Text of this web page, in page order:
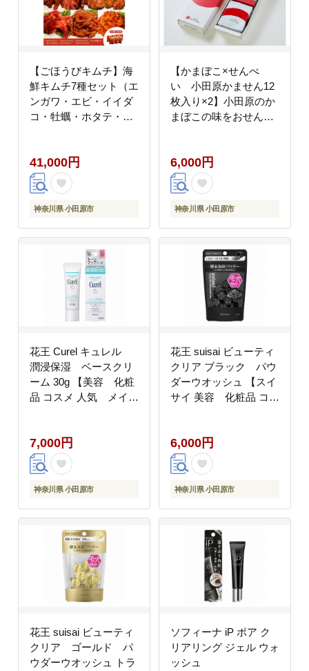
【ごほうびキムチ】海
鮮キムチ7種セット（エ
ンガワ・エビ・イイダ
コ・牡蠣・ホタテ・イ
田原市 】
41,000円
神奈川県 小田原市
【かまぼこ×せんべ
い 小田原かません12
枚入り×2】小田原のか
まぼこの味をおせんべ
和菓子 神奈川県 小田原
市 】
6,000円
神奈川県 小田原市
花王 Curel キュレル
潤浸保湿 ベースクリ
ーム 30g 【美容 化粧
品 コスメ 人気 メイ
トーンアップ 乾燥 敏
感肌 乾燥肌 紫外線 セ
ラミドケア 保湿 潤
い うるおい しっと
ル 無香料 無着色 ノン
アルコール シュガース
クワラン 肌荒れ
SPF30 医薬部外品 神
奈川県 小田原市 】
7,000円
神奈川県 小田原市
花王 suisai ビューティ
クリア ブラック パウ
ダーウオッシュ 【スイ
サイ 美容 化粧品 コス
ダーニキビ 角質 角栓
毛穴 黒ずみ ザラつき
除去 皮脂 分解 肌 さ
っぱり さらさら テ
ロッコ溶岩クレイ ヒア
ルロン酸Na 個包装
トラベル 旅行 黒
15個 神奈川県 小田原
6,000円
神奈川県 小田原市
花王 suisai ビューティ
クリア ゴールド パ
ウダーウオッシュ トラ
ソフィーナ iP ポア ク
リアリング ジェル ウォ
ッシュ